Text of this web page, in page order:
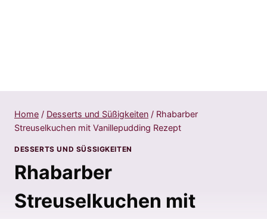
Home / Desserts und Süßigkeiten / Rhabarber
Streuselkuchen mit Vanillepudding Rezept
DESSERTS UND SÜSSIGKEITEN
Rhabarber
Streuselkuchen mit